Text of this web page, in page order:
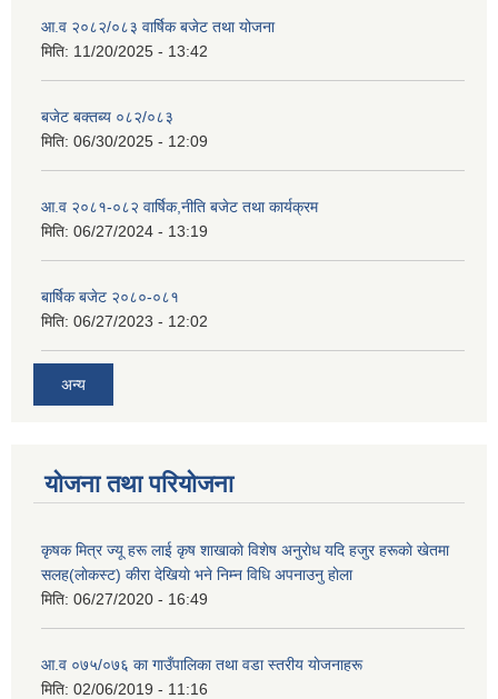
आ.व २०८२/०८३ वार्षिक बजेट तथा योजना
मिति: 11/20/2025 - 13:42
बजेट बक्तब्य ०८२/०८३
मिति: 06/30/2025 - 12:09
आ.व २०८१-०८२ वार्षिक,नीति बजेट तथा कार्यक्रम
मिति: 06/27/2024 - 13:19
बार्षिक बजेट २०८०-०८१
मिति: 06/27/2023 - 12:02
अन्य
योजना तथा परियोजना
कृषक मित्र ज्यू हरू लाई कृष शाखाकाे विशेष अनुराेध यदि हजुर हरूकाे खेतमा
सलह(लाेकस्ट) कीरा देखियाे भने निम्न विधि अपनाउनु हाेला
मिति: 06/27/2020 - 16:49
आ‍.व ०७५/०७६ का गाउँपालिका तथा वडा स्तरीय याेजनाहरू
मिति: 02/06/2019 - 11:16